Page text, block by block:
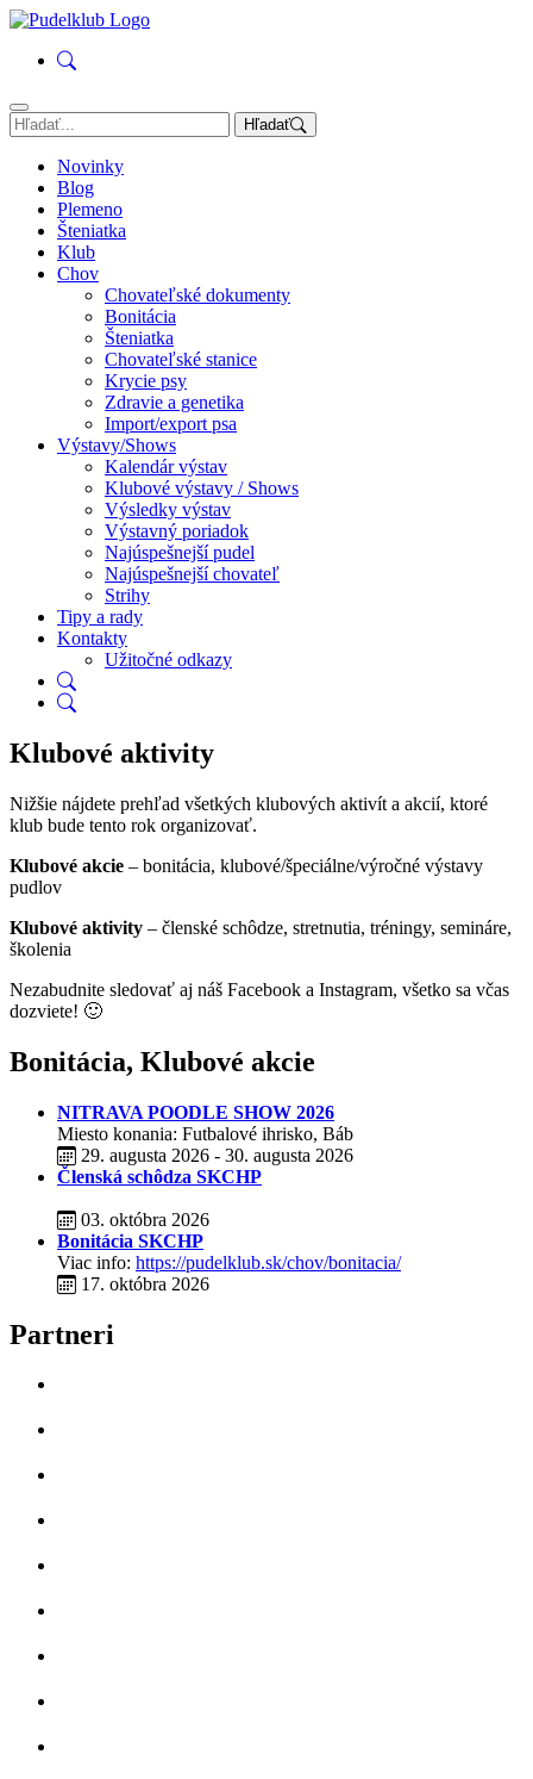
Hľadať
Novinky
Blog
Plemeno
Šteniatka
Klub
Chov
Chovateľské dokumenty
Bonitácia
Šteniatka
Chovateľské stanice
Krycie psy
Zdravie a genetika
Import/export psa
Výstavy/Shows
Kalendár výstav
Klubové výstavy / Shows
Výsledky výstav
Výstavný poriadok
Najúspešnejší pudel
Najúspešnejší chovateľ
Strihy
Tipy a rady
Kontakty
Užitočné odkazy
Klubové aktivity
Nižšie nájdete prehľad všetkých klubových aktivít a akcií, ktoré
klub bude tento rok organizovať.
Klubové akcie – bonitácia, klubové/špeciálne/výročné výstavy
pudlov
Klubové aktivity – členské schôdze, stretnutia, tréningy, semináre,
školenia
Nezabudnite sledovať aj náš Facebook a Instagram, všetko sa včas
dozviete! 🙂
Bonitácia, Klubové akcie
NITRAVA POODLE SHOW 2026
Miesto konania: Futbalové ihrisko, Báb
29. augusta 2026 - 30. augusta 2026
Členská schôdza SKCHP
03. októbra 2026
Bonitácia SKCHP
Viac info: https://pudelklub.sk/chov/bonitacia/
17. októbra 2026
Partneri